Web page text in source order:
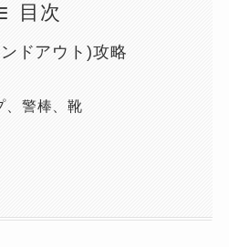
目次
ドアウト)攻略
、警棒、靴